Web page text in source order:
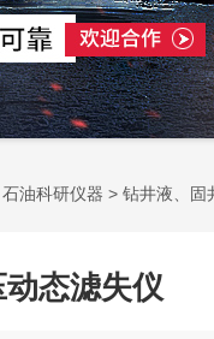
石油科研仪器 > 钻井液、固
态滤失仪